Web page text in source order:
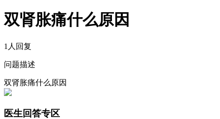
双肾胀痛什么原因
1人回复
问题描述
双肾胀痛什么原因
医生回答专区